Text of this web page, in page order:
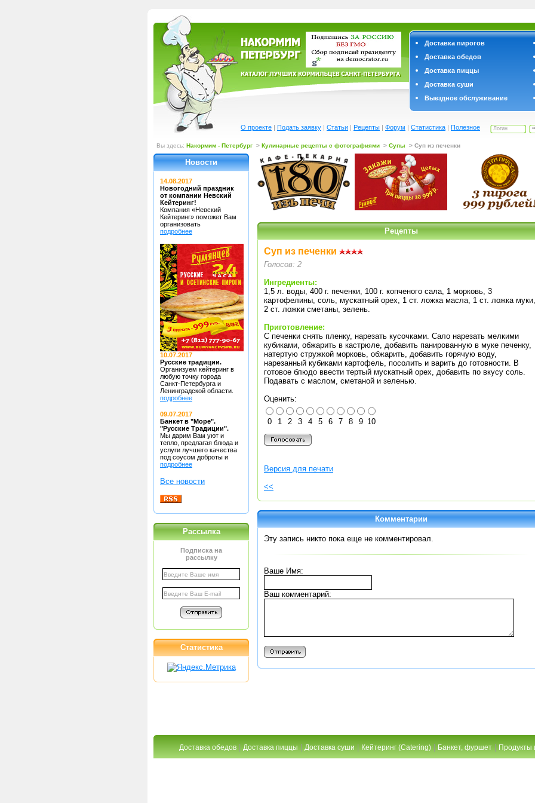
Доставка пирогов
Доставка обедов
Доставка пиццы
Доставка суши
Выездное обслуживание
Рецепты
Суп из печенки
Голосов: 2
Ингредиенты:
1,5 л. воды, 400 г. печенки, 100 г. копченого сала, 1 морковь, 3
картофелины, соль, мускатный орех, 1 ст. ложка масла, 1 ст. ложка муки,
2 ст. ложки сметаны, зелень.
Приготовление:
С печенки снять пленку, нарезать кусочками. Сало нарезать мелкими
кубиками, обжарить в кастрюле, добавить панированную в муке печенку,
натертую стружкой морковь, обжарить, добавить горячую воду,
нарезанный кубиками картофель, посолить и варить до готовности. В
готовое блюдо ввести тертый мускатный орех, добавить по вкусу соль.
Подавать с маслом, сметаной и зеленью.
Оценить:
0 1 2 3 4 5 6 7 8 9 10
Версия для печати
<<
Комментарии
Эту запись никто пока еще не комментировал.
Ваше Имя:
Ваш комментарий:
Новости
14.08.2017
Новогодний праздник
от компании Невский
Кейтеринг!
Компания «Невский
Кейтеринг» поможет Вам
организовать
подробнее
10.07.2017
Русские традиции.
Организуем кейтеринг в
любую точку города
Санкт-Петербурга и
Ленинградской области.
подробнее
09.07.2017
Банкет в "Море".
"Русские Традиции".
Мы дарим Вам уют и
тепло, предлагая блюда и
услуги лучшего качества
под соусом доброты и
подробнее
Все новости
Рассылка
Подписка на
рассылку
Статистика
О проекте | Подать заявку | Статьи | Рецепты | Форум | Статистика | Полезное
Вы здесь: Накормим - Петербург > Кулинарные рецепты с фотографиями > Супы > Суп из печенки
Доставка обедов| Доставка пиццы Доставка суши Кейтеринг (Catering)| Банкет, фуршет| Продукты